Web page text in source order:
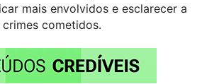
mais envolvidos e esclarecer a
cometidos.